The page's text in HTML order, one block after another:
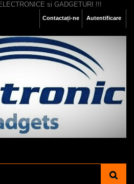
Autentificare
Contactați-ne